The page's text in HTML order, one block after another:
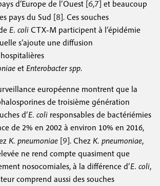
d’Europe de l’Ouest [6,7] et beaucoup
pays du Sud [8]. Ces souches
E. coli CTX-M participent à l’épidémie
s’ajoute une diffusion
et Enterobacter spp.
européenne montrent que la
de troisième génération
d’E. coli responsables de bactériémies
de 2% en 2002 à environ 10% en 2016,
K. pneumoniae [9]. Chez K. pneumoniae,
ne rend compte quasiment que
nosocomiales, à la différence d’E. coli,
comprend aussi des souches